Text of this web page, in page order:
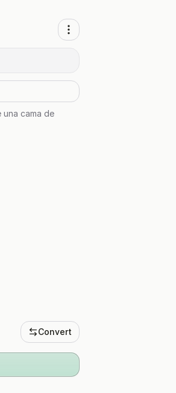
cama de
Convert